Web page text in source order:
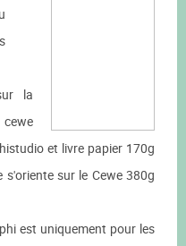
la
et livre papier 170g
sur le Cewe 380g
est uniquement pour les